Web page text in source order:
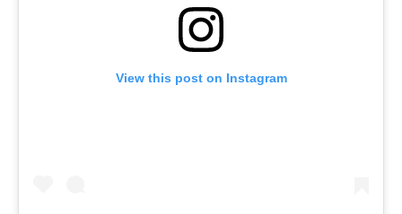
View this post on Instagram